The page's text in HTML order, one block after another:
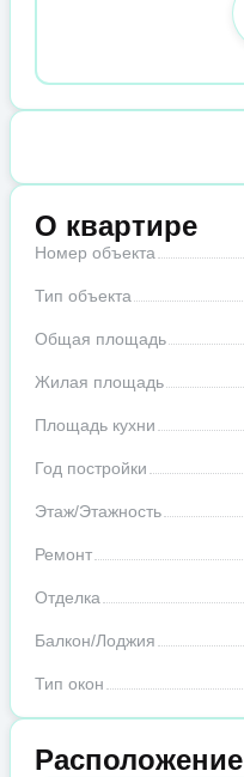
О квартире
Номер объекта
Тип объекта
Общая площадь
Жилая площадь
Площадь кухни
Год постройки
Этаж/Этажность
Ремонт
Отделка
Балкон/Лоджия
Тип окон
Расположение